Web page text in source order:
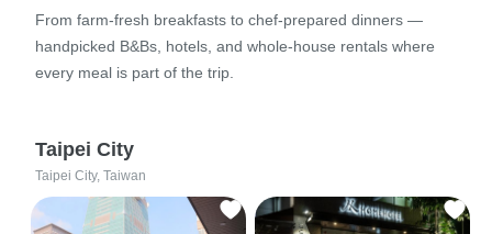
From farm-fresh breakfasts to chef-prepared dinners —
handpicked B&Bs, hotels, and whole-house rentals where
every meal is part of the trip.
Taipei City
Taipei City, Taiwan